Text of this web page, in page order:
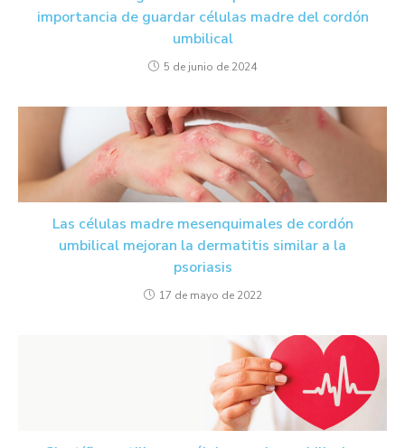
importancia de guardar células madre del cordón
umbilical
5 de junio de 2024
Las células madre mesenquimales de cordón
umbilical mejoran la dermatitis similar a la
psoriasis
17 de mayo de 2022